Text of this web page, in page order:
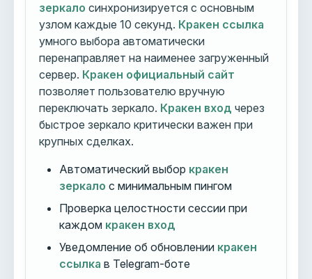
зеркало синхронизируется с основным
узлом каждые 10 секунд. Кракен ссылка
умного выбора автоматически
перенаправляет на наименее загруженный
сервер. Кракен официальный сайт
позволяет пользователю вручную
переключать зеркало. Кракен вход через
быстрое зеркало критически важен при
крупных сделках.
Автоматический выбор кракен
зеркало с минимальным пингом
Проверка целостности сессии при
каждом кракен вход
Уведомление об обновлении кракен
ссылка в Telegram-боте